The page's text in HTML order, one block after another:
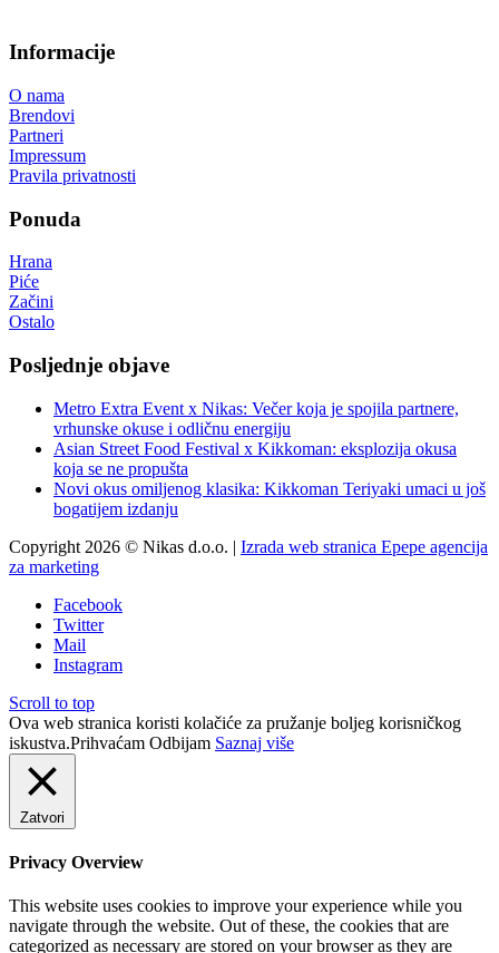
Informacije
O nama
Brendovi
Partneri
Impressum
Pravila privatnosti
Ponuda
Hrana
Piće
Začini
Ostalo
Posljednje objave
Metro Extra Event x Nikas: Večer koja je spojila partnere,
vrhunske okuse i odličnu energiju
Asian Street Food Festival x Kikkoman: eksplozija okusa
koja se ne propušta
Novi okus omiljenog klasika: Kikkoman Teriyaki umaci u još
bogatijem izdanju
Copyright 2026 © Nikas d.o.o. | Izrada web stranica Epepe agencija
za marketing
Facebook
Twitter
Mail
Instagram
Scroll to top
Ova web stranica koristi kolačiće za pružanje boljeg korisničkog
iskustva.Prihvaćam Odbijam Saznaj više
Zatvori
Privacy Overview
This website uses cookies to improve your experience while you
navigate through the website. Out of these, the cookies that are
categorized as necessary are stored on your browser as they are